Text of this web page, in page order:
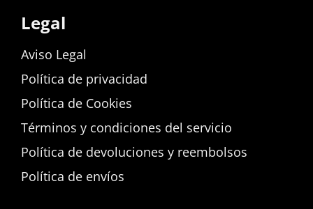
Legal
Aviso Legal
Política de privacidad
Política de Cookies
Términos y condiciones del servicio
Política de devoluciones y reembolsos
Política de envíos